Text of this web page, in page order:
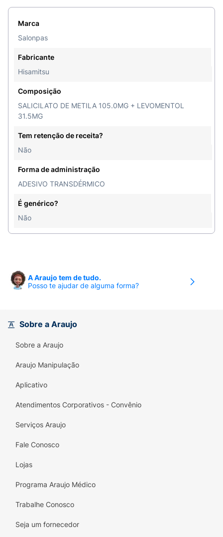
Marca
Salonpas
Fabricante
Hisamitsu
Composição
SALICILATO DE METILA 105.0MG + LEVOMENTOL
31.5MG
Tem retenção de receita?
Não
Forma de administração
ADESIVO TRANSDÉRMICO
É genérico?
Não
A Araujo tem de tudo.
Posso te ajudar de alguma forma?
Sobre a Araujo
Sobre a Araujo
Araujo Manipulação
Aplicativo
Atendimentos Corporativos - Convênio
Serviços Araujo
Fale Conosco
Lojas
Programa Araujo Médico
Trabalhe Conosco
Seja um fornecedor